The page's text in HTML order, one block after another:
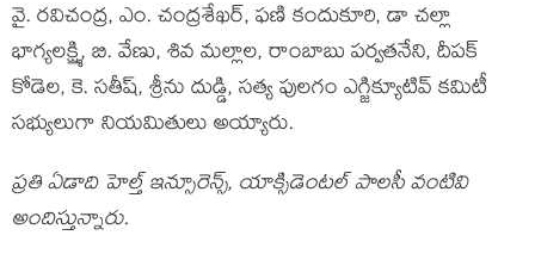
వై. రవిచంద్ర, ఎం. చంద్రశేఖర్, ఫణి కందుకూరి, డా చల్లా
భాగ్యలక్ష్మి, బి. వేణు, శివ మల్లాల, రాంబాబు పర్వతనేని, దీపక్
కోడెల, కె. సతీష్, శ్రీను దుడ్డి, సత్య పులగం ఎగ్జిక్యూటివ్ కమిటీ
సభ్యులుగా నియమితులు అయ్యారు.
ప్రతి ఏడాది హెల్త్ ఇన్సూరెన్స్, యాక్సిడెంటల్ పాలసీ వంటివి
అందిస్తున్నారు.